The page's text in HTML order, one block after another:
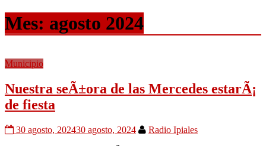
Mes: agosto 2024
Municipio
Nuestra seÃ±ora de las Mercedes estarÃ¡
de fiesta
30 agosto, 202430 agosto, 2024
Radio Ipiales